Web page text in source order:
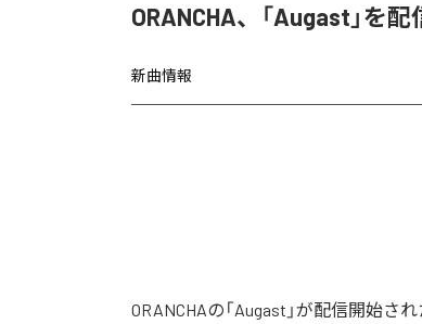
ORANCHA、「Augast」を
新曲情報
ORANCHAの「Augast」が配信開始さ